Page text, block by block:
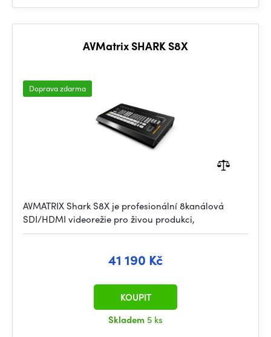
AVMatrix SHARK S8X
Doprava zdarma
AVMATRIX Shark S8X je profesionální 8kanálová
SDI/HDMI videorežie pro živou produkci,
41 190 Kč
Skladem 5 ks
KOUPIT